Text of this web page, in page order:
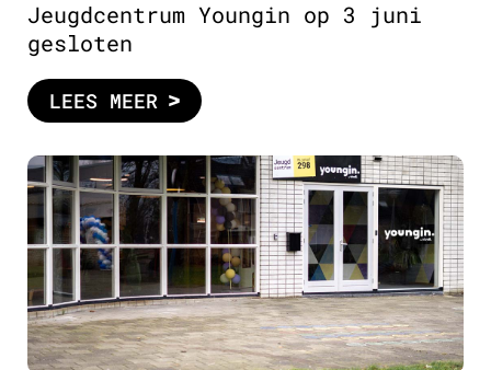
Jeugdcentrum Youngin op 3 juni
gesloten
LEES MEER